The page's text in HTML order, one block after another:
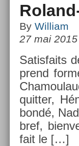
By William
27 mai 2015
Satis­faits
prend
quitt­er,
bondé,
bref,
fait le […]